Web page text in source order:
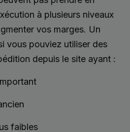
à plusieurs niveaux
vos marges. Un
vous pouviez utiliser des
depuis le site ayant :
faibles